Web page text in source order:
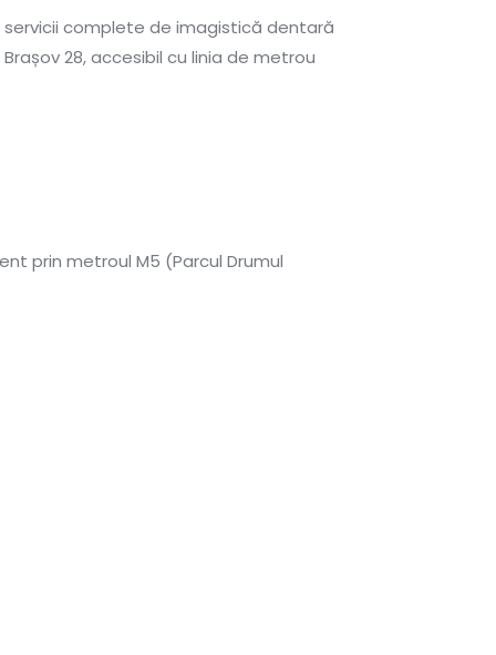
servicii complete de imagistică dentară
28, accesibil cu linia de metrou
prin metroul M5 (Parcul Drumul